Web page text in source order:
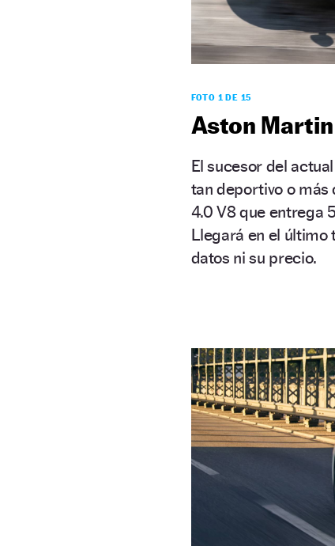
FOTO 1 DE 15
Aston Martin
El sucesor del
tan deportivo o más
4.0 V8 que entrega
Llegará en el último
datos ni su precio.